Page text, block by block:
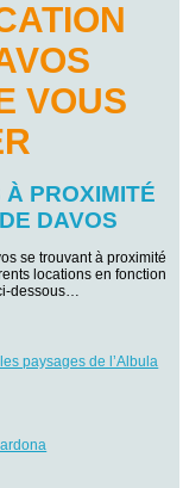
VOUS
PROXIMITÉ
DAVOS
se trouvant à proximité
locations en fonction
dessous…
paysages de l’Albula